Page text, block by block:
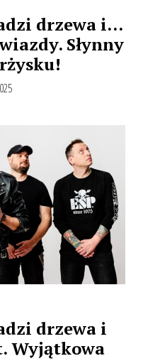
drzewa i…
Słynny
drzewa i
Wyjątkowa